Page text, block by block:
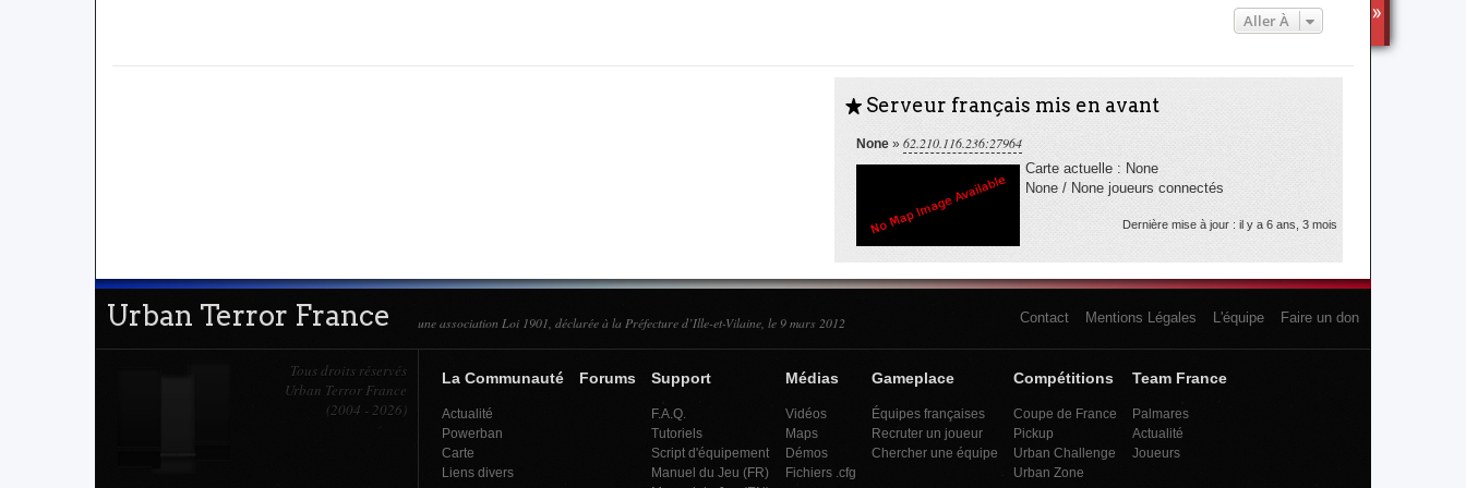
n
r
m
s
g
e
Aller À
S Serveur français mis en avant
None » 62.210.116.236:27964
Carte actuelle : None
None / None joueurs connectés
Dernière mise à jour : il y a 6 ans, 3 mois
Urban Terror France une association Loi 1901, déclarée à la Préfecture d’Ille-et-Vilaine, le 9 mars 2012 Faire un don
L'équipe
Mentions Légales
Contact
Tous droits réservés
Urban Terror France
(2004 - 2026)
La Communauté
Actualité
Powerban
Carte
Liens divers
Forums Support
F.A.Q.
Tutoriels
Script d'équipement
Manuel du Jeu (FR)
Médias
Vidéos
Maps
Démos
Fichiers .cfg
Gameplace
Équipes françaises
Recruter un joueur
Chercher une équipe
Compétitions
Coupe de France
Pickup
Urban Challenge
Urban Zone
Team France
Palmares
Actualité
Joueurs